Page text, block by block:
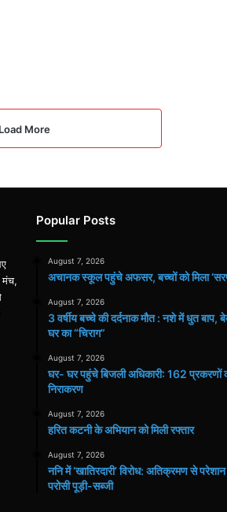
Load More
मंच,
Popular Posts
August 7, 2026
अचानक स्कूल पहुंचे अफसर, बच्चों को मिला
August 7, 2026
3 वर्षीय बच्चे की दर्दनाक मौत : नशे में धुत
घर का “चिराग”
August 7, 2026
घर- घर पहुंचे बिजली अधिकारी: 162 प्रकरणों
निराकरण
August 7, 2026
हरित कटनी के अभियान को मिली रफ्तार
August 7, 2026
ननि में ‘खातिरदारी’ विरोध: अतिक्रमण से
परोसी पूड़ी-सब्जी